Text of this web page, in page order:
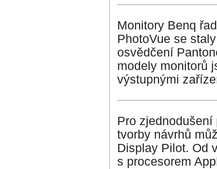
Monitory Benq
PhotoVue se
osvědčení
modely monitorů
výstupnými
Pro
tvorby návrhů
Display Pilot. Od
s procesorem